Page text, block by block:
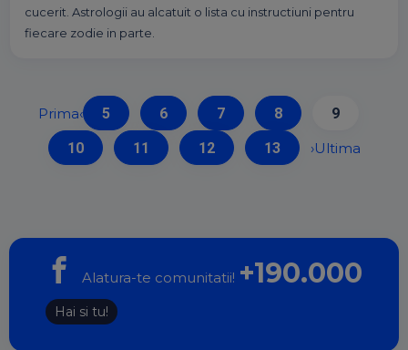
cucerit. Astrologii au alcatuit o lista cu instructiuni pentru
fiecare zodie in parte.
Prima‹ 5 6 7 8
9
10
11 12 13 ›Ultima
Alatura-te comunitatii! +190.000
Hai si tu!